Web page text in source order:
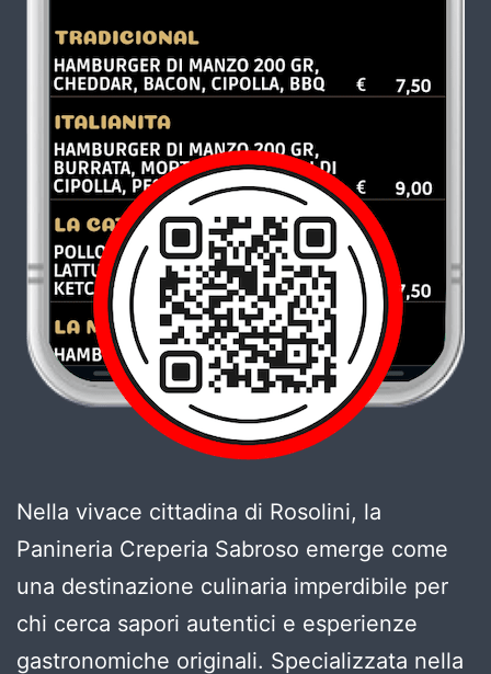
Nella vivace cittadina di Rosolini, la
Panineria Creperia Sabroso emerge come
una destinazione culinaria imperdibile per
chi cerca sapori autentici e esperienze
gastronomiche originali. Specializzata nella